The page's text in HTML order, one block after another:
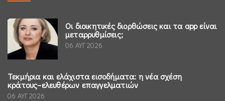
Οι διοικητικές διορθώσεις και τα app είναι
μεταρρυθμίσεις;
06 ΑΥΓ 2026
Τεκμήρια και ελάχιστα εισοδήματα: η νέα σχέση
κράτους–ελευθέρων επαγγελματιών
06 ΑΥΓ 2026